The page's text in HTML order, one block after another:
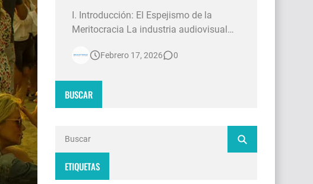
I. Introducción: El Espejismo de la
Meritocracia La industria audiovisual
contradicciones estructurales. Mientras
tecnología 4K, escenografías de
Febrero 17, 2026 0
BUSCAR
ETIQUETAS